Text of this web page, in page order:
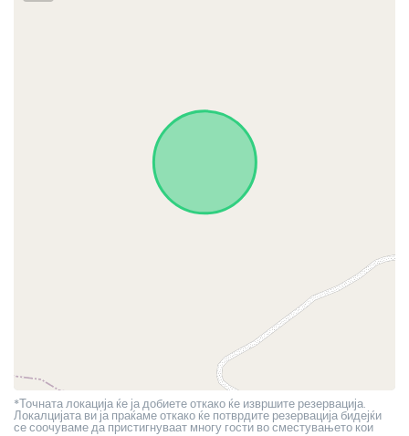
*Точната локација ќе ја добиете откако ќе извршите резервација.
Локалцијата ви ја праќаме откако ќе потврдите резервација бидејќи
се соочуваме да пристигнуваат многу гости во сместувањето кои